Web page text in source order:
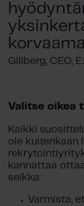
Gillberg, CEO,
Valitse oikea
Kaikki
ole kuitenkaan
kannattaa
seikka:
Varmista,